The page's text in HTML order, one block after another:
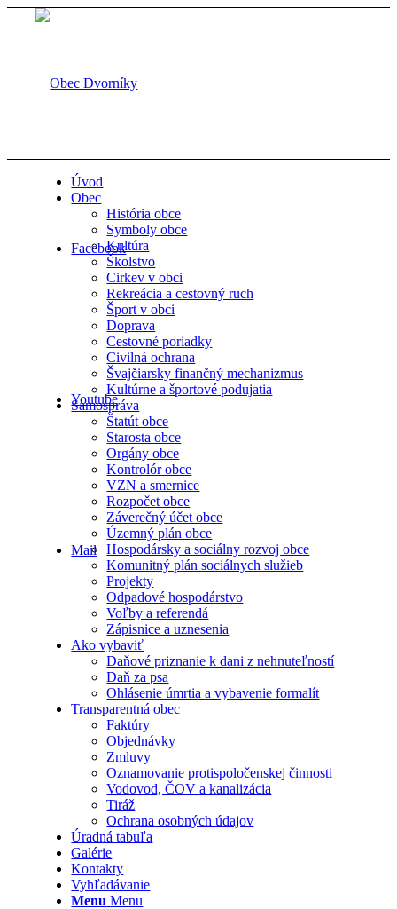
Facebook
Youtube
Mail
Úvod
Obec
História obce
Symboly obce
Kultúra
Školstvo
Cirkev v obci
Rekreácia a cestovný ruch
Šport v obci
Doprava
Cestovné poriadky
Civilná ochrana
Švajčiarsky finančný mechanizmus
Kultúrne a športové podujatia
Samospráva
Štatút obce
Starosta obce
Orgány obce
Kontrolór obce
VZN a smernice
Rozpočet obce
Záverečný účet obce
Územný plán obce
Hospodársky a sociálny rozvoj obce
Komunitný plán sociálnych služieb
Projekty
Odpadové hospodárstvo
Voľby a referendá
Zápisnice a uznesenia
Ako vybaviť
Daňové priznanie k dani z nehnuteľností
Daň za psa
Ohlásenie úmrtia a vybavenie formalít
Transparentná obec
Faktúry
Objednávky
Zmluvy
Oznamovanie protispoločenskej činnosti
Vodovod, ČOV a kanalizácia
Tiráž
Ochrana osobných údajov
Úradná tabuľa
Galérie
Kontakty
Vyhľadávanie
Menu Menu